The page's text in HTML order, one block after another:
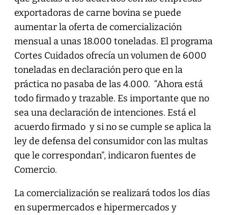
exportadoras de carne bovina se puede
aumentar la oferta de comercialización
mensual a unas 18.000 toneladas. El programa
Cortes Cuidados ofrecía un volumen de 6000
toneladas en declaración pero que en la
práctica no pasaba de las 4.000. “Ahora está
todo firmado y trazable. Es importante que no
sea una declaración de intenciones. Está el
acuerdo firmado y si no se cumple se aplica la
ley de defensa del consumidor con las multas
que le correspondan”, indicaron fuentes de
Comercio.
La comercialización se realizará todos los días
en supermercados e hipermercados y